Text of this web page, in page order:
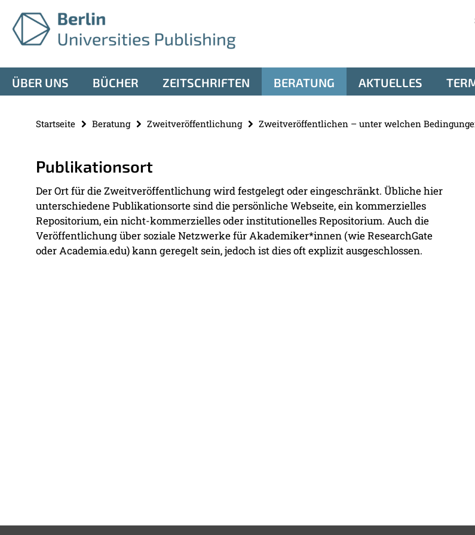
direkt
Service-
Navigation
ÜBER UNS BÜCHER ZEITSCHRIFTEN BERATUNG AKTUELLES
Startseite Beratung Zweitveröffentlichung Zweitveröffentlichen – unter welchen
Publikationsort
Der Ort für die Zweitveröffentlichung wird festgelegt oder eingeschränkt. Übliche hier
unterschiedene Publikationsorte sind die persönliche Webseite, ein kommerzielles
Repositorium, ein nicht-kommerzielles oder institutionelles Repositorium. Auch die
Veröffentlichung über soziale Netzwerke für Akademiker*innen (wie ResearchGate
oder Academia.edu) kann geregelt sein, jedoch ist dies oft explizit ausgeschlossen.